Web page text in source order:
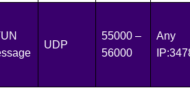
UDP
55000 –
56000
Any